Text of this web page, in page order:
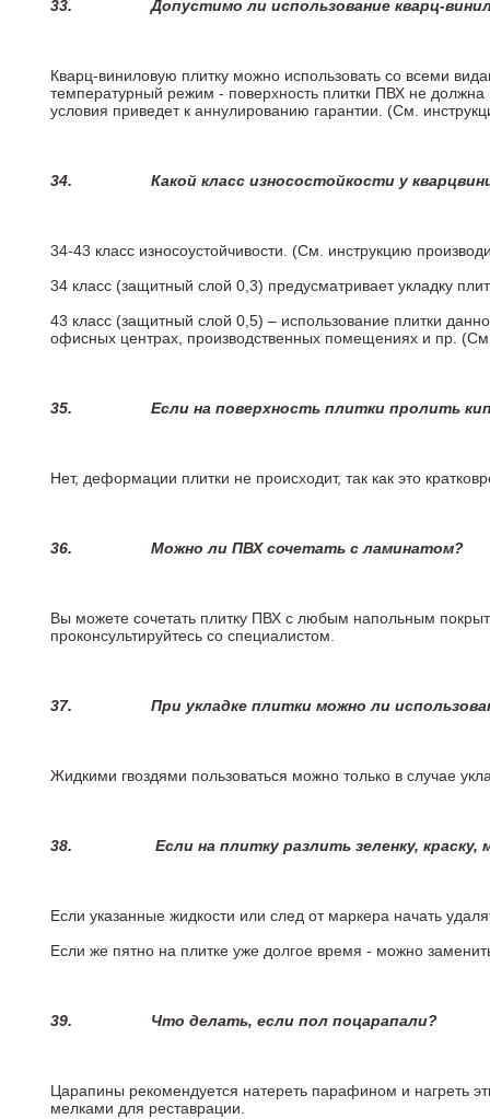
33.Допустимо ли использование кварц-
Кварц-виниловую плитку можно использовать со всеми
температурный режим - поверхность плитки ПВХ не
условия приведет к аннулированию гарантии. (См.
34. Какой класс износостойкости у
34-43 класс износоустойчивости. (См. инструкцию
34 класс (защитный слой 0,3) предусматривает укладку
43 класс (защитный слой 0,5) – использование плитки
офисных центрах, производственных помещениях и пр.
35. Если на поверхность плитки пролить
Нет, деформации плитки не происходит, так как это
36. Можно ли ПВХ сочетать с ламинатом?
Вы можете сочетать плитку ПВХ с любым напольным
проконсультируйтесь со специалистом.
37. При укладке плитки можно ли
Жидкими гвоздями пользоваться можно только в случае
38. Если на плитку разлить зеленку,
Если указанные жидкости или след от маркера начать
Если же пятно на плитке уже долгое время - можно
39. Что делать, если пол поцарапали?
Царапины рекомендуется натереть парафином и нагреть
мелками для реставрации.